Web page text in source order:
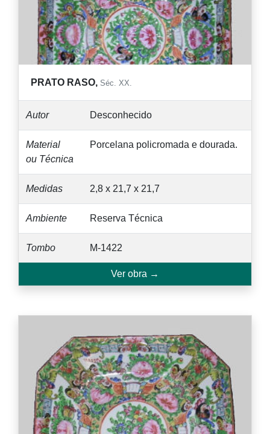
PRATO RASO, Séc. XX.
Autor Desconhecido
Material
ou Técnica
Porcelana policromada e dourada.
Medidas 2,8 x 21,7 x 21,7
Ambiente Reserva Técnica
Tombo M-1422
Ver obra →